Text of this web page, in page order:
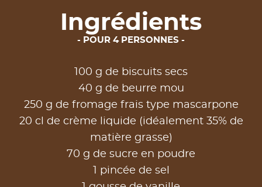
Ingrédients
POUR 4 PERSONNES
100 g de biscuits secs
40 g de beurre mou
250 g de fromage frais type mascarpone
20 cl de crème liquide (idéalement 35% de
matière grasse)
70 g de sucre en poudre
1 pincée de sel